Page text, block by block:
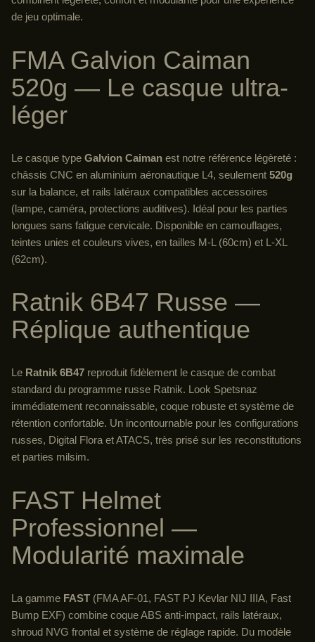
de jeu optimale.
FMA Galvion Caiman
520g — Le casque ultra-
léger
Le casque type Galvion Caiman est notre référence légèreté :
châssis CNC en aluminium aéronautique L4, seulement 520g
sur la balance, et rails latéraux compatibles accessoires
(lampe, caméra, protections auditives). Idéal pour les parties
longues sans fatigue cervicale. Disponible en camouflages,
teintes unies et couleurs vives, en tailles M-L (60cm) et L-XL
(62cm).
Ratnik 6B47 Russe —
Réplique authentique
Le Ratnik 6B47 reproduit fidèlement le casque de combat
standard du programme russe Ratnik. Look Spetsnaz
immédiatement reconnaissable, coque robuste et système de
rétention confortable. Un incontournable pour les configurations
russes, Digital Flora et ATACS, très prisé sur les reconstitutions
et parties milsim.
FAST Helmet
Professionnel —
Modularité maximale
La gamme FAST (FMA AF-01, FAST PJ Kevlar NIJ IIIA, Fast
Bump EXF) combine coque ABS anti-impact, rails latéraux,
shroud NVG frontal et système de réglage rapide. Du modèle